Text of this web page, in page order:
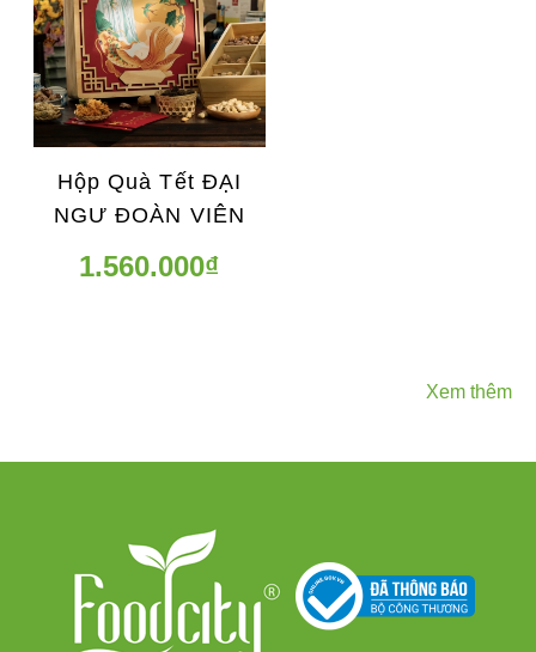
Hộp Quà Tết ĐẠI
NGƯ ĐOÀN VIÊN
1.560.000₫
Xem thêm